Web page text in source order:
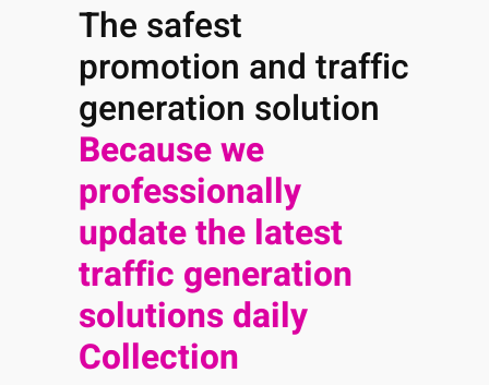
The safest
promotion and traffic
generation solution
Because we
professionally
update the latest
traffic generation
solutions daily
Collection